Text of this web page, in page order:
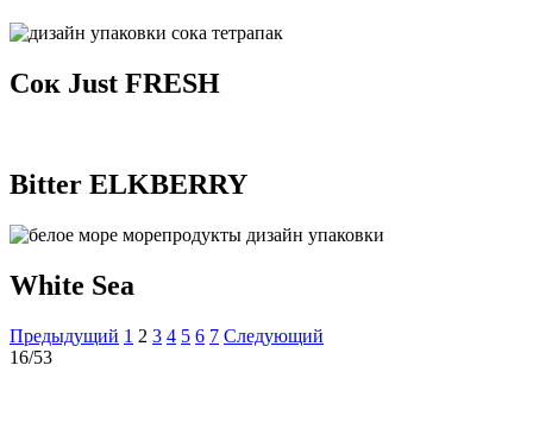
Сок Just FRESH
Bitter ELKBERRY
White Sea
Навигация
по
Предыдущий 1 2 3 4 5 6 7 Следующий
16/53